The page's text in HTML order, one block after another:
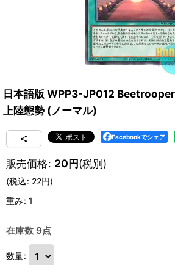
日本語版 WPP3-JP012
上陸態勢 (ノーマル)
Facebookでシェア
販売価格: 20円(税別)
(税込: 22円)
重み: 1
在庫数 9点
数量: